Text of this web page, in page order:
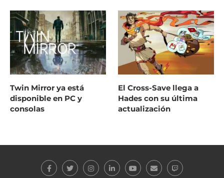
Twin Mirror ya está
disponible en PC y
consolas
El Cross-Save llega a
Hades con su última
actualización